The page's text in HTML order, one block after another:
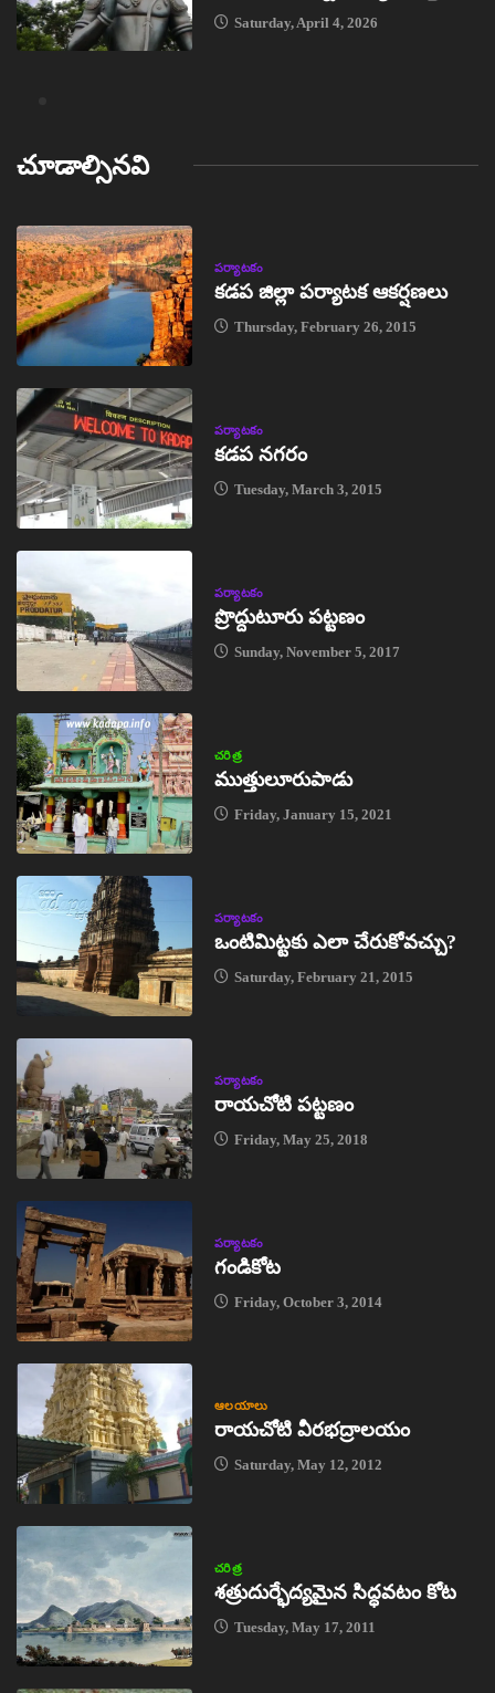
Saturday, April 4, 2026
చూడాల్సినవి
పర్యాటకం
కడప జిల్లా పర్యాటక ఆకర్షణలు
Thursday, February 26, 2015
పర్యాటకం
కడప నగరం
Tuesday, March 3, 2015
పర్యాటకం
ప్రొద్దుటూరు పట్టణం
Sunday, November 5, 2017
చరిత్ర
ముత్తులూరుపాడు
Friday, January 15, 2021
పర్యాటకం
ఒంటిమిట్టకు ఎలా చేరుకోవచ్చు?
Saturday, February 21, 2015
పర్యాటకం
రాయచోటి పట్టణం
Friday, May 25, 2018
పర్యాటకం
గండికోట
Friday, October 3, 2014
ఆలయాలు
రాయచోటి వీరభద్రాలయం
Saturday, May 12, 2012
చరిత్ర
శత్రుదుర్భేద్యమైన సిద్ధవటం కోట
Tuesday, May 17, 2011